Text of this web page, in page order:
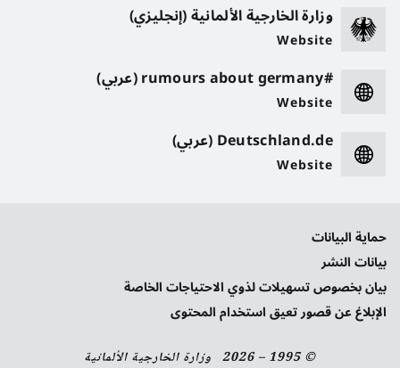
وزارة الخارجية الألمانية (إنجليزي)
Website
#rumours about germany (عربي)
Website
Deutschland.de (عربي)
Website
حماية البيانات
بيانات النشر
بيان بخصوص تسهيلات لذوي الاحتياجات الخاصة
الإبلاغ عن قصور تعيق استخدام المحتوى
© 1995 – 2026 وزارة الخارجية الألمانية